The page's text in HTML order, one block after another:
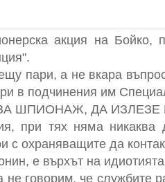
акция на
пари, а не вкара
в подчинения им
ШПИОНАЖ, ДА ИЗЛЕЗЕ
при тях няма никаква
с охраняващите да
е върхът на
говорим, че службите